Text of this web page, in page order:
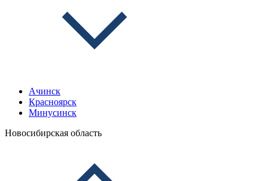
Ачинск
Красноярск
Минусинск
Новосибирская область